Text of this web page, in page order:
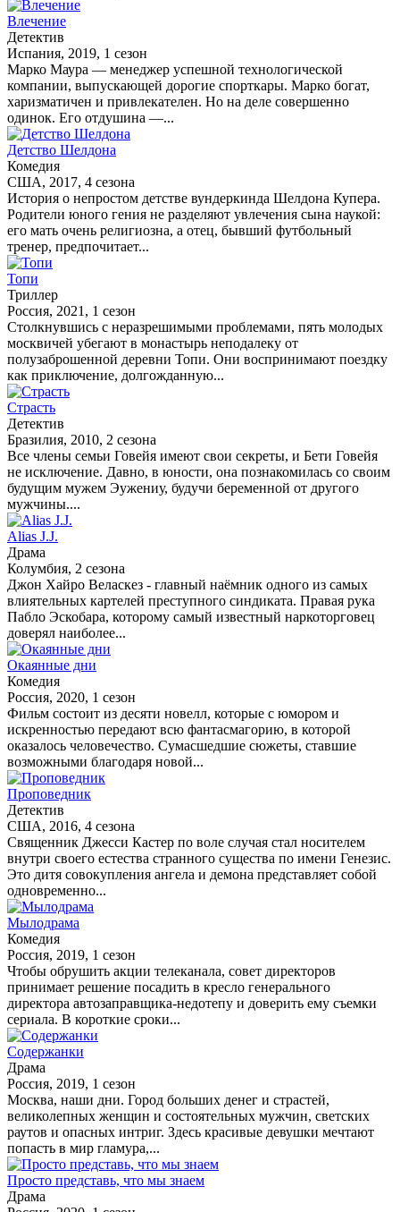
Влечение
Детектив
Испания, 2019, 1 сезон
Марко Маура — менеджер успешной технологической
компании, выпускающей дорогие спорткары. Марко богат,
харизматичен и привлекателен. Но на деле совершенно
одинок. Его отдушина —...
Детство Шелдона
Комедия
США, 2017, 4 сезона
История о непростом детстве вундеркинда Шелдона Купера.
Родители юного гения не разделяют увлечения сына наукой:
его мать очень религиозна, а отец, бывший футбольный
тренер, предпочитает...
Топи
Триллер
Россия, 2021, 1 сезон
Столкнувшись с неразрешимыми проблемами, пять молодых
москвичей убегают в монастырь неподалеку от
полузаброшенной деревни Топи. Они воспринимают поездку
как приключение, долгожданную...
Страсть
Детектив
Бразилия, 2010, 2 сезона
Все члены семьи Говейя имеют свои секреты, и Бети Говейя
не исключение. Давно, в юности, она познакомилась со своим
будущим мужем Эужениу, будучи беременной от другого
мужчины....
Alias J.J.
Драма
Колумбия, 2 сезона
Джон Хайро Веласкез - главный наёмник одного из самых
влиятельных картелей преступного синдиката. Правая рука
Пабло Эскобара, которому самый известный наркоторговец
доверял наиболее...
Окаянные дни
Комедия
Россия, 2020, 1 сезон
Фильм состоит из десяти новелл, которые с юмором и
искренностью передают всю фантасмагорию, в которой
оказалось человечество. Сумасшедшие сюжеты, ставшие
возможными благодаря новой...
Проповедник
Детектив
США, 2016, 4 сезона
Священник Джесси Кастер по воле случая стал носителем
внутри своего естества странного существа по имени Генезис.
Это дитя совокупления ангела и демона представляет собой
одновременно...
Мылодрама
Комедия
Россия, 2019, 1 сезон
Чтобы обрушить акции телеканала, совет директоров
принимает решение посадить в кресло генерального
директора автозаправщика-недотепу и доверить ему съемки
сериала. В короткие сроки...
Содержанки
Драма
Россия, 2019, 1 сезон
Москва, наши дни. Город больших денег и страстей,
великолепных женщин и состоятельных мужчин, светских
раутов и опасных интриг. Здесь красивые девушки мечтают
попасть в мир гламура,...
Просто представь, что мы знаем
Драма